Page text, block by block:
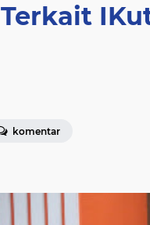
Terkait
komentar